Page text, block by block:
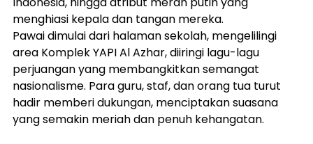
menghiasi kepala dan tangan mereka.
Pawai dimulai dari halaman sekolah, mengelilingi
area Komplek YAPI Al Azhar, diiringi lagu-lagu
perjuangan yang membangkitkan semangat
nasionalisme. Para guru, staf, dan orang tua turut
hadir memberi dukungan, menciptakan suasana
yang semakin meriah dan penuh kehangatan.